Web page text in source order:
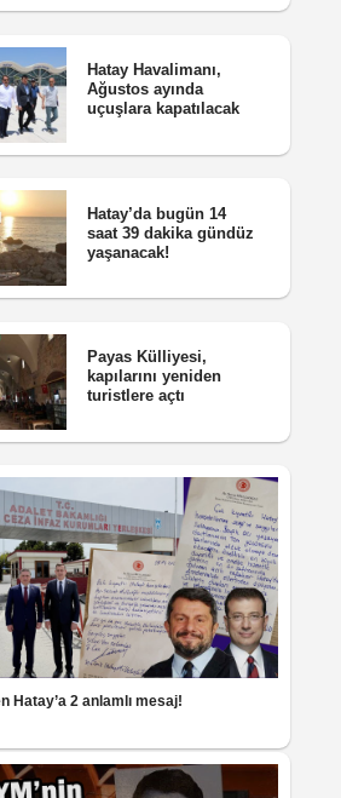
Hatay Havalimanı,
Ağustos ayında
uçuşlara kapatılacak
Hatay’da bugün 14
saat 39 dakika gündüz
yaşanacak!
Payas Külliyesi,
kapılarını yeniden
turistlere açtı
Hatay’a 2 anlamlı mesaj!